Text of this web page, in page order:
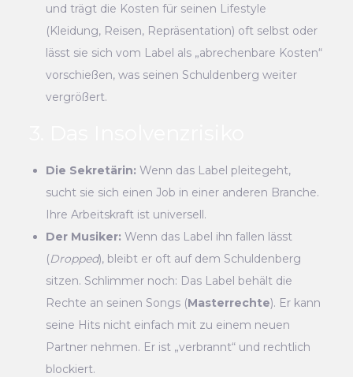
und trägt die Kosten für seinen Lifestyle
(Kleidung, Reisen, Repräsentation) oft selbst oder
lässt sie sich vom Label als „abrechenbare Kosten“
vorschießen, was seinen Schuldenberg weiter
vergrößert.
Die Sekretärin: Wenn das Label pleitegeht,
sucht sie sich einen Job in einer anderen Branche.
Ihre Arbeitskraft ist universell.
Der Musiker: Wenn das Label ihn fallen lässt
(Dropped), bleibt er oft auf dem Schuldenberg
sitzen. Schlimmer noch: Das Label behält die
Rechte an seinen Songs (Masterrechte). Er kann
seine Hits nicht einfach mit zu einem neuen
Partner nehmen. Er ist „verbrannt“ und rechtlich
blockiert.